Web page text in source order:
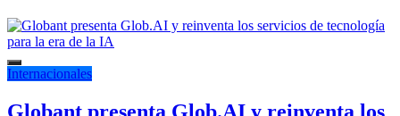
Internacionales
Globant presenta Glob.AI y reinventa los